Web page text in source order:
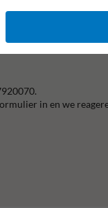
in en we